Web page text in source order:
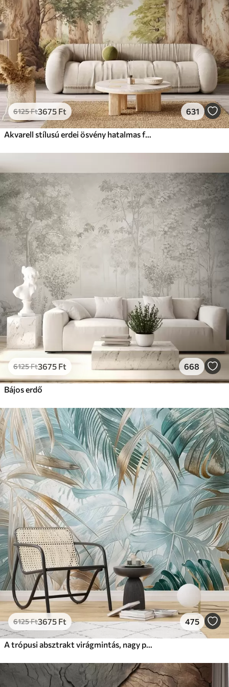
158339499Ft/m²
Prémium vinil
18208 10925 Ft/m²
Peel and Stick
2266613600Ft/m²
6125Ft3675 Ft 631
Akvarell stílusú erdei ösvény hatalmas fák között
6125Ft3675 Ft 668
Bájos erdő
6125Ft3675 Ft 475
A trópusi absztrakt virágmintás, nagy pálmalevelekkel, kék és bézs árnyalatokkal buja légkört teremt